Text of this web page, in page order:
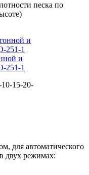
песка по
и
251-1
15-20-
для автоматического
двух режимах: